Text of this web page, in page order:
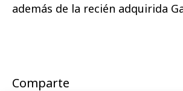
además de la recién adquirida
Comparte